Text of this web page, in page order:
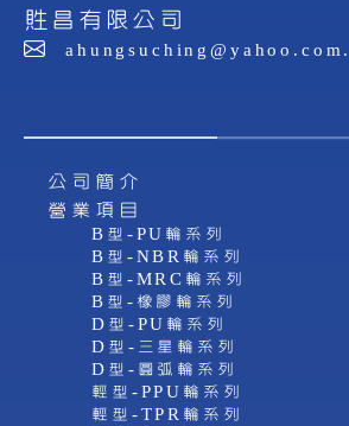
貹昌有限公司
公司簡介
營業項目
B型-PU輪系列
B型-NBR輪系列
B型-MRC輪系列
B型-橡膠輪系列
D型-PU輪系列
D型-三星輪系列
D型-圓弧輪系列
輕型-PPU輪系列
輕型-TPR輪系列